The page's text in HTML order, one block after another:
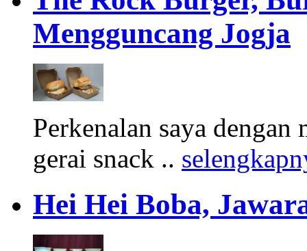
Mengguncang Jogja
Perkenalan saya
gerai snack ..
Hei Hei Boba,